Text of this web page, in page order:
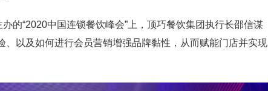
的“2020中国连锁餐饮峰会”上，顶巧餐饮集团执行长邵信谋
、以及如何进行会员营销增强品牌黏性，从而赋能门店并实现